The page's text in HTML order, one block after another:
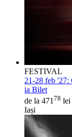
FESTIVAL
21-28 feb '27:
ia Bilet
de la 471 78 lei
Iași